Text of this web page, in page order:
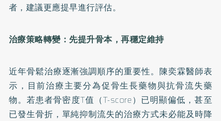
者，建議更應提早進行評估。
治療策略轉變：先提升骨本，再穩定維持
近年骨鬆治療逐漸強調順序的重要性。陳奕霖醫師表
示，目前治療主要分為促骨生長藥物與抗骨流失藥
物。若患者骨密度T值（T-score）已明顯偏低，甚至
已發生骨折，單純抑制流失的治療方式未必能及時降